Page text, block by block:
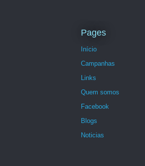
Pages
Início
Campanhas
Links
Quem somos
Facebook
Blogs
Noticias